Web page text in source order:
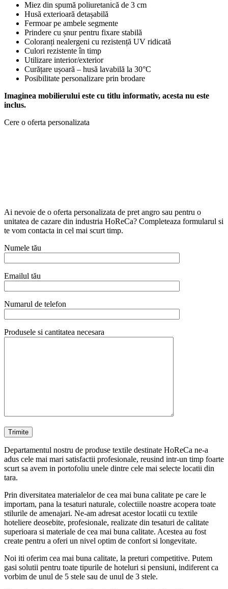
Miez din spumă poliuretanică de 3 cm
Husă exterioară detașabilă
Fermoar pe ambele segmente
Prindere cu șnur pentru fixare stabilă
Coloranți nealergeni cu rezistență UV ridicată
Culori rezistente în timp
Utilizare interior/exterior
Curățare ușoară – husă lavabilă la 30°C
Posibilitate personalizare prin brodare
Imaginea mobilierului este cu titlu informativ, acesta nu este
inclus.
Cere o oferta personalizata
Ai nevoie de o oferta personalizata de pret angro sau pentru o
unitatea de cazare din industria HoReCa? Completeaza formularul si
te vom contacta in cel mai scurt timp.
Numele tău
Emailul tău
Numarul de telefon
Produsele si cantitatea necesara
Departamentul nostru de produse textile destinate HoReCa ne-a
adus cele mai mari satisfactii profesionale, reusind intr-un timp foarte
scurt sa avem in portofoliu unele dintre cele mai selecte locatii din
tara.
Prin diversitatea materialelor de cea mai buna calitate pe care le
importam, pana la tesaturi naturale, colectiile noastre acopera toate
stilurile de amenajari. Ne-am adresat acestor locatii cu textile
hoteliere deosebite, profesionale, realizate din tesaturi de calitate
superioara si materiale de cea mai buna calitate. Acestea au fost
create pentru a oferi un nivel optim de confort si longevitate.
Noi iti oferim cea mai buna calitate, la preturi competitive. Putem
gasi solutii pentru toate tipurile de hoteluri si pensiuni, indiferent ca
vorbim de unul de 5 stele sau de unul de 3 stele.